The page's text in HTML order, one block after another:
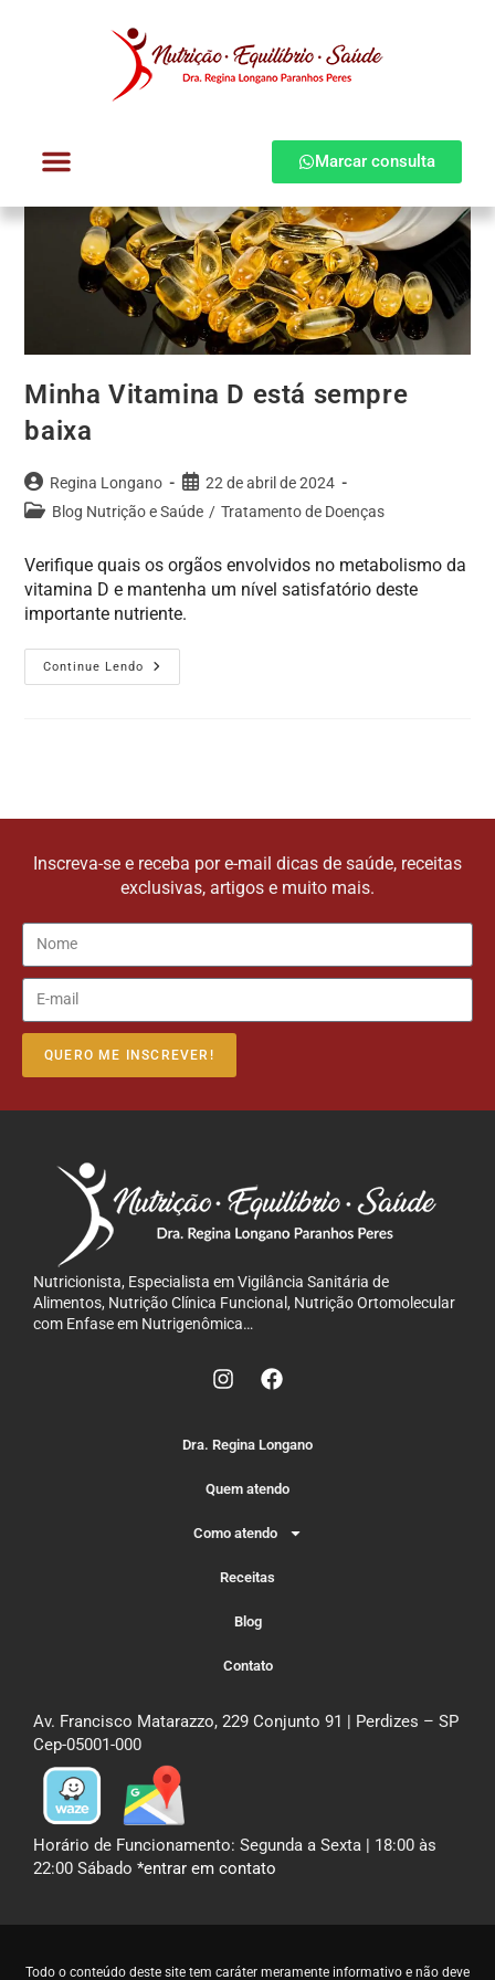
Marcar consulta
Minha Vitamina D está sempre
baixa
Regina Longano
22 de abril de 2024
Blog Nutrição e Saúde / Tratamento de Doenças
Verifique quais os orgãos envolvidos no metabolismo da
vitamina D e mantenha um nível satisfatório deste
importante nutriente.
Continue Lendo
Inscreva-se e receba por e-mail dicas de saúde, receitas
exclusivas, artigos e muito mais.
QUERO ME INSCREVER!
Nutricionista, Especialista em Vigilância Sanitária de
Alimentos, Nutrição Clínica Funcional, Nutrição Ortomolecular
com Enfase em Nutrigenômica…
Dra. Regina Longano
Quem atendo
Como atendo
Receitas
Blog
Contato
Av. Francisco Matarazzo, 229 Conjunto 91 | Perdizes – SP
Cep-05001-000
Horário de Funcionamento: Segunda a Sexta | 18:00 às
22:00 Sábado *entrar em contato
Todo o conteúdo deste site tem caráter meramente informativo e não deve